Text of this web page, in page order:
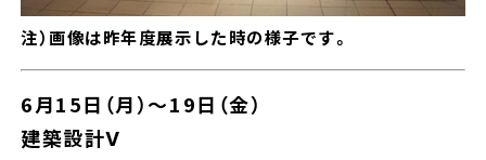
注）画像は昨年度展示した時の様子です。
6月15日（月）～19日（金）
建築設計Ⅴ